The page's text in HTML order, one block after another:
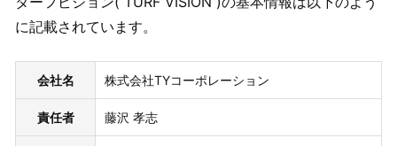
に記載されています。
会社名 株式会社TYコーポレーション
責任者 藤沢 孝志